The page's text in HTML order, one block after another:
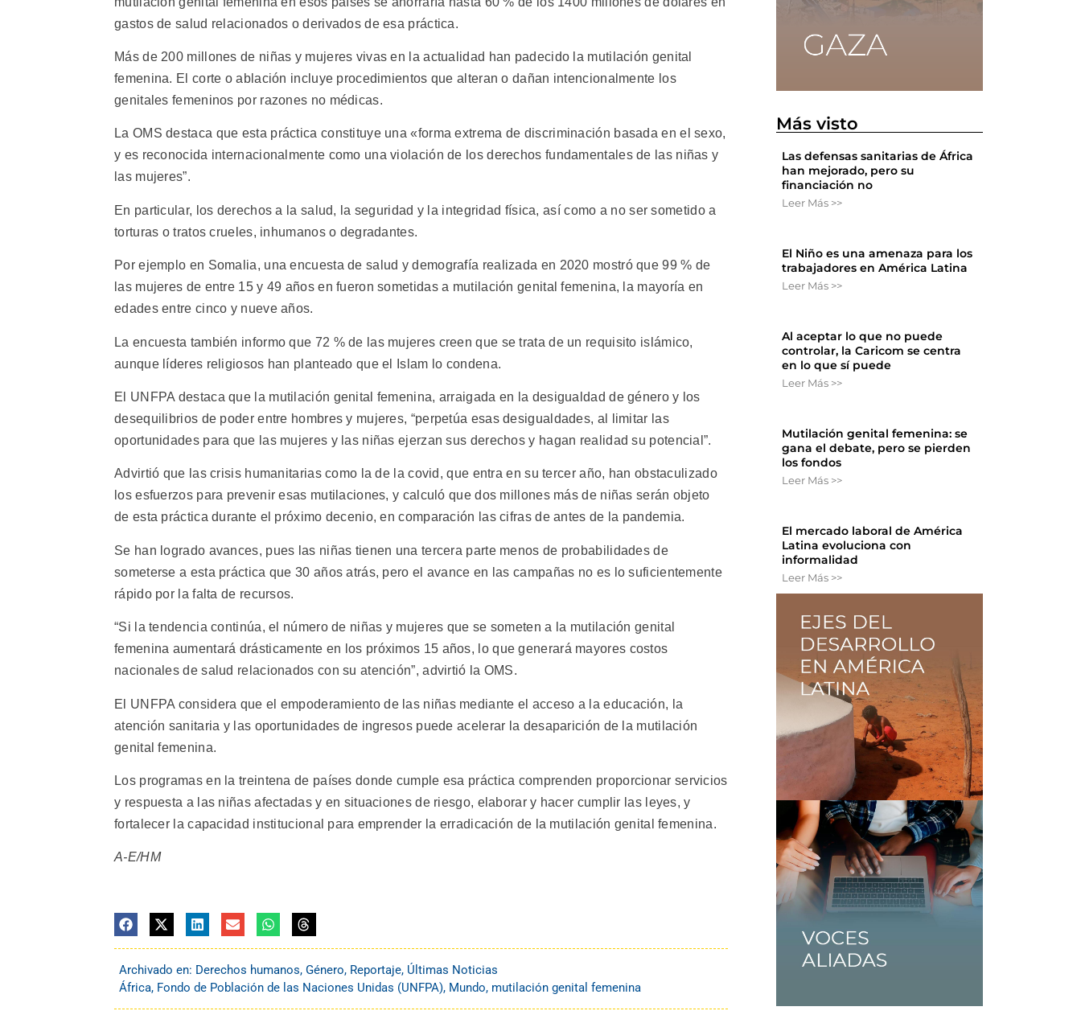
gastos de salud relacionados o derivados de esa práctica.
Más de 200 millones de niñas y mujeres vivas en la actualidad han padecido la mutilación genital
femenina. El corte o ablación incluye procedimientos que alteran o dañan intencionalmente los
genitales femeninos por razones no médicas.
La OMS destaca que esta práctica constituye una «forma extrema de discriminación basada en el sexo,
y es reconocida internacionalmente como una violación de los derechos fundamentales de las niñas y
las mujeres”.
En particular, los derechos a la salud, la seguridad y la integridad física, así como a no ser sometido a
torturas o tratos crueles, inhumanos o degradantes.
Por ejemplo en Somalia, una encuesta de salud y demografía realizada en 2020 mostró que 99 % de
las mujeres de entre 15 y 49 años en fueron sometidas a mutilación genital femenina, la mayoría en
edades entre cinco y nueve años.
La encuesta también informo que 72 % de las mujeres creen que se trata de un requisito islámico,
aunque líderes religiosos han planteado que el Islam lo condena.
El UNFPA destaca que la mutilación genital femenina, arraigada en la desigualdad de género y los
desequilibrios de poder entre hombres y mujeres, “perpetúa esas desigualdades, al limitar las
oportunidades para que las mujeres y las niñas ejerzan sus derechos y hagan realidad su potencial”.
Advirtió que las crisis humanitarias como la de la covid, que entra en su tercer año, han obstaculizado
los esfuerzos para prevenir esas mutilaciones, y calculó que dos millones más de niñas serán objeto
de esta práctica durante el próximo decenio, en comparación las cifras de antes de la pandemia.
Se han logrado avances, pues las niñas tienen una tercera parte menos de probabilidades de
someterse a esta práctica que 30 años atrás, pero el avance en las campañas no es lo suficientemente
rápido por la falta de recursos.
“Si la tendencia continúa, el número de niñas y mujeres que se someten a la mutilación genital
femenina aumentará drásticamente en los próximos 15 años, lo que generará mayores costos
nacionales de salud relacionados con su atención”, advirtió la OMS.
El UNFPA considera que el empoderamiento de las niñas mediante el acceso a la educación, la
atención sanitaria y las oportunidades de ingresos puede acelerar la desaparición de la mutilación
genital femenina.
Los programas en la treintena de países donde cumple esa práctica comprenden proporcionar servicios
y respuesta a las niñas afectadas y en situaciones de riesgo, elaborar y hacer cumplir las leyes, y
fortalecer la capacidad institucional para emprender la erradicación de la mutilación genital femenina.
A-E/HM
Archivado en: Derechos humanos, Género, Reportaje, Últimas Noticias
África, Fondo de Población de las Naciones Unidas (UNFPA), Mundo, mutilación genital femenina
Más visto
Las defensas sanitarias de África
han mejorado, pero su
financiación no
Leer Más >>
El Niño es una amenaza para los
trabajadores en América Latina
Leer Más >>
Al aceptar lo que no puede
controlar, la Caricom se centra
en lo que sí puede
Leer Más >>
Mutilación genital femenina: se
gana el debate, pero se pierden
los fondos
Leer Más >>
El mercado laboral de América
Latina evoluciona con
informalidad
Leer Más >>